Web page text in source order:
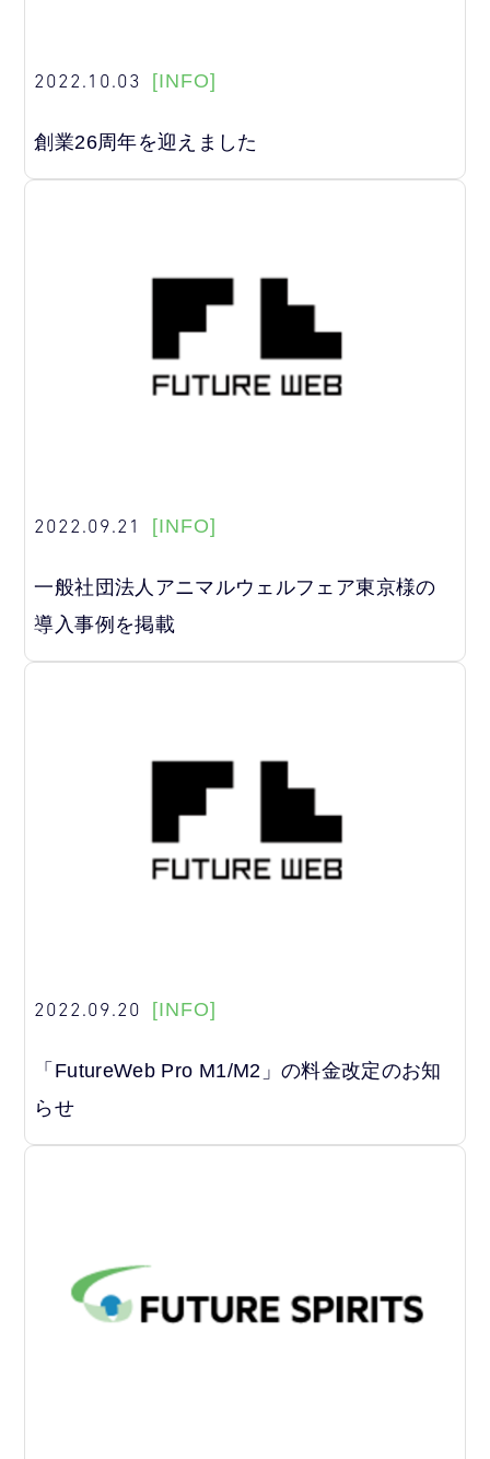
2022.10.03 [INFO]
創業26周年を迎えました
2022.09.21 [INFO]
一般社団法人アニマルウェルフェア東京様の
導入事例を掲載
2022.09.20 [INFO]
「FutureWeb Pro M1/M2」の料金改定のお知
らせ